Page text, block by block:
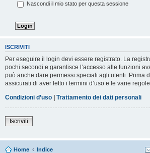
Nascondi il mio stato per questa sessione
ISCRIVITI
Per eseguire il login devi essere registrato. La
pochi secondi e garantisce l’accesso alle funzioni
può anche dare permessi speciali agli utenti. Prima
assicurati di aver letto i termini d’uso e le varie regole.
Condizioni d’uso | Trattamento dei dati personali
Iscriviti
Home Indice